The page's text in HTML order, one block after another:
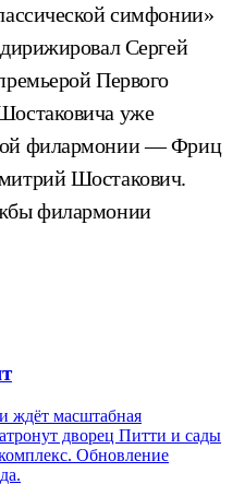
симфонии»
Сергей
Первого
уже
филармонии — Фриц
Шостакович.
филармонии
ждёт масштабная
дворец Питти и сады
Обновление